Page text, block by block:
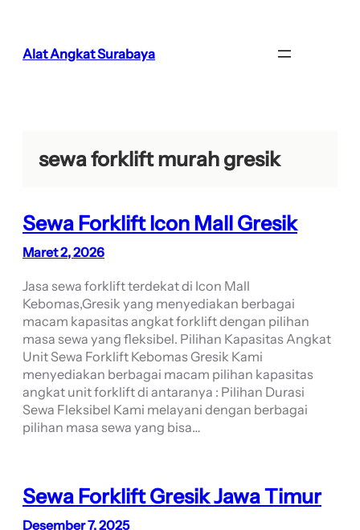
konten
Alat Angkat Surabaya
sewa forklift murah gresik
Sewa Forklift Icon Mall Gresik
Maret 2, 2026
Jasa sewa forklift terdekat di Icon Mall
Kebomas,Gresik yang menyediakan berbagai
macam kapasitas angkat forklift dengan pilihan
masa sewa yang fleksibel. Pilihan Kapasitas Angkat
Unit Sewa Forklift Kebomas Gresik Kami
menyediakan berbagai macam pilihan kapasitas
angkat unit forklift di antaranya : Pilihan Durasi
Sewa Fleksibel Kami melayani dengan berbagai
pilihan masa sewa yang bisa…
Sewa Forklift Gresik Jawa Timur
Desember 7, 2025